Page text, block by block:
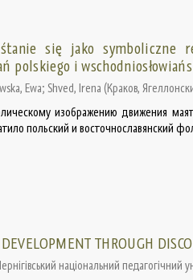
się jako symboliczne
polskiego i
Ewa; Shved, Irena (Краков,
изображению движения
польский и восточнославянский
THROUGH
національний педагогічний